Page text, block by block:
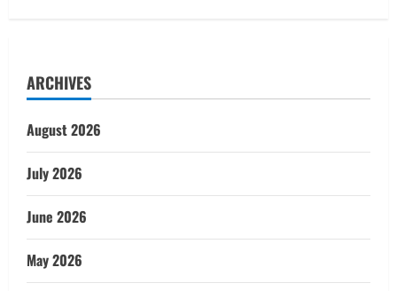
ARCHIVES
August 2026
July 2026
June 2026
May 2026